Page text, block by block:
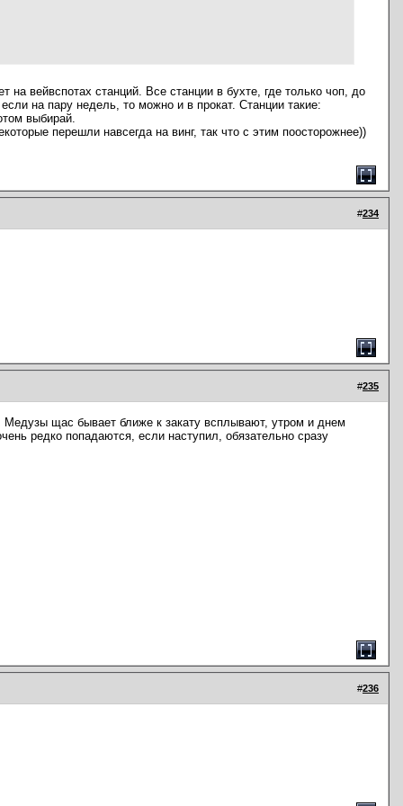
вейвспотах станций. Все станции в бухте, где только чоп, до
на пару недель, то можно и в прокат. Станции такие:
выбирай.
перешли навсегда на винг, так что с этим поосторожнее))
#234
#235
Медузы щас бывает ближе к закату всплывают, утром и днем
редко попадаются, если наступил, обязательно сразу
#236